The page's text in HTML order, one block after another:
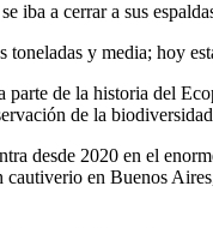
iba a cerrar a sus
toneladas y media; hoy
de la historia del
de la
desde 2020 en el
en Buenos